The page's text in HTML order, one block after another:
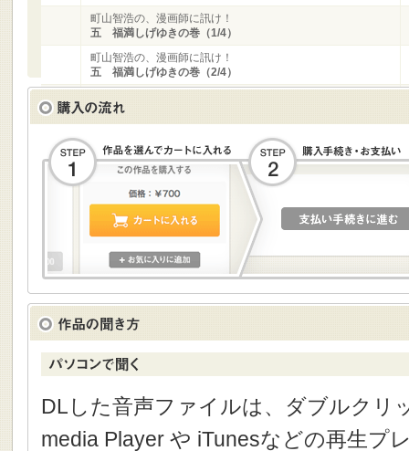
町山智浩の、漫画師に訊け！
五 福満しげゆきの巻（1/4）
町山智浩の、漫画師に訊け！
五 福満しげゆきの巻（2/4）
五 福満しげゆきの巻（3/4）
五 福満しげゆきの巻（4/4）
DLした音声ファイルは、ダブルクリ
media Player や iTunesなどの再生プ